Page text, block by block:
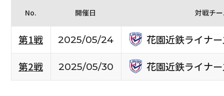
No. 開催日 対戦チ
第1戦 2025/05/24
花園近鉄ライナ
第2戦
2025/05/30 花園近鉄ライナ